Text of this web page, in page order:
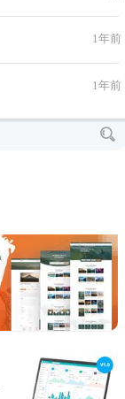
1年前
1年前